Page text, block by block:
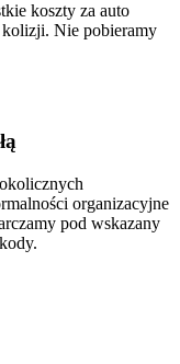
koszty za auto
kolizji. Nie pobieramy
organizacyjne
pod wskazany